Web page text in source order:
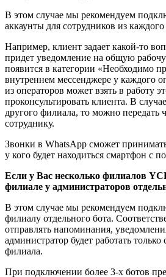
В этом случае мы рекомендуем
аккаунты для сотрудников из
Например, клиент задает какой-то
придет уведомление на общую
появится в категории «Необходимо
внутреннем мессенджере у каждого
из операторов может взять в работу
проконсультировать клиента. В
другого филиала, то можно передать
сотруднику.
Звонки в WhatsApp сможет
у кого будет находиться смартфон с
Если у Вас несколько филиалов
филиале у администраторов
В этом случае мы рекомендуем
филиалу отдельного бота.
отправлять напоминания,
администратор будет работать
филиала.
При подключении более 3-х ботов